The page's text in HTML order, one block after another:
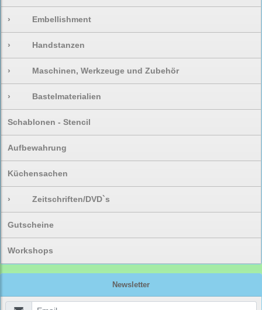
› Embellishment
› Handstanzen
› Maschinen, Werkzeuge und Zubehör
› Bastelmaterialien
Schablonen - Stencil
Aufbewahrung
Küchensachen
› Zeitschriften/DVD`s
Gutscheine
Workshops
Newsletter